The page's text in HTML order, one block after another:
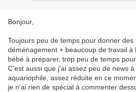
Bonjour,
Toujours peu de temps pour donner des
déménagement + beaucoup de travail à
bébé à préparer, trop peu de temps
C'est aussi que j'ai assez peu de news
aquariophile, assez réduite en ce
je n'ai rien de spécial à commenter